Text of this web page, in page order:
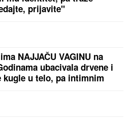
SE ANA SEVIĆ